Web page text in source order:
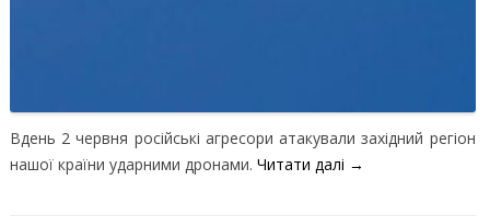
Вдень 2 червня російські агресори атакували західний регіон
нашої країни ударними дронами. Читати далі →